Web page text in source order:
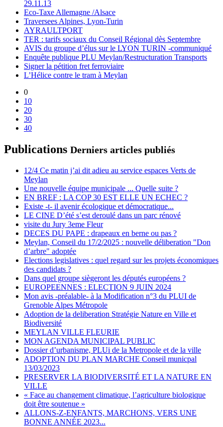
29.11.13
Eco-Taxe Allemagne /Alsace
Traversees Alpines, Lyon-Turin
AYRAULTPORT
TER : tarifs sociaux du Conseil Régional dès Septembre
AVIS du groupe d’élus sur le LYON TURIN -communiqué
Enquête publique PLU Meylan/Restructuration Transports
Signer la pétition fret ferroviaire
L’Hélice contre le tram à Meylan
0
10
20
30
40
Publications Derniers articles publiés
12/4 Ce matin j’ai dit adieu au service espaces Verts de
Meylan
Une nouvelle équipe municipale ... Quelle suite ?
EN BREF : LA COP 30 EST ELLE UN ECHEC ?
Existe -t- il avenir écologique et démocratique...
LE CINE D’été s’est deroulé dans un parc rénové
visite du Jury 3eme Fleur
DECES DU PAPE : drapeaux en berne ou pas ?
Meylan, Conseil du 17/2/2025 : nouvelle déliberation "Don
d’arbre" adoptée
Elections legislatives : quel regard sur les projets économiques
des candidats ?
Dans quel groupe siègeront les députés européens ?
EUROPEENNES : ELECTION 9 JUIN 2024
Mon avis -préalable- à la Modification n°3 du PLUI de
Grenoble Alpes Métropole
Adoption de la deliberation Stratégie Nature en Ville et
Biodiversité
MEYLAN VILLE FLEURIE
MON AGENDA MUNICIPAL PUBLIC
Dossier d’urbanisme, PLUi de la Metropole et de la ville
ADOPTION DU PLAN MARCHE Conseil municpal
13/03/2023
PRESERVER LA BIODIVERSITÉ ET LA NATURE EN
VILLE
« Face au changement climatique, l’agriculture biologique
doit être soutenue »
ALLONS-Z-ENFANTS, MARCHONS, VERS UNE
BONNE ANNÉE 2023...